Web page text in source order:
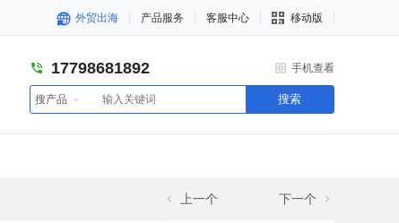
外贸出海 产品服务 客服中心 移动版
17798681892 手机查看
搜产品 搜索
上一个 下一个